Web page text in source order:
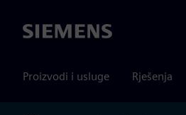
Siemens
Proizvodi i usluge Rješenja